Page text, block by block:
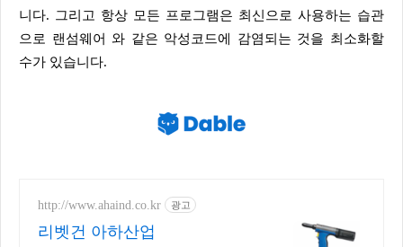
니다. 그리고 항상 모든 프로그램은 최신으로 사용하는 습관
으로 랜섬웨어 와 같은 악성코드에 감염되는 것을 최소화할
수가 있습니다.
http://www.ahaind.co.kr 광고
리벳건 아하산업